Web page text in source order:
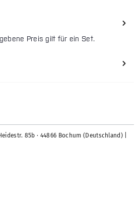
Preis gilt für ein Set.
85b · 44866 Bochum (Deutschland) |